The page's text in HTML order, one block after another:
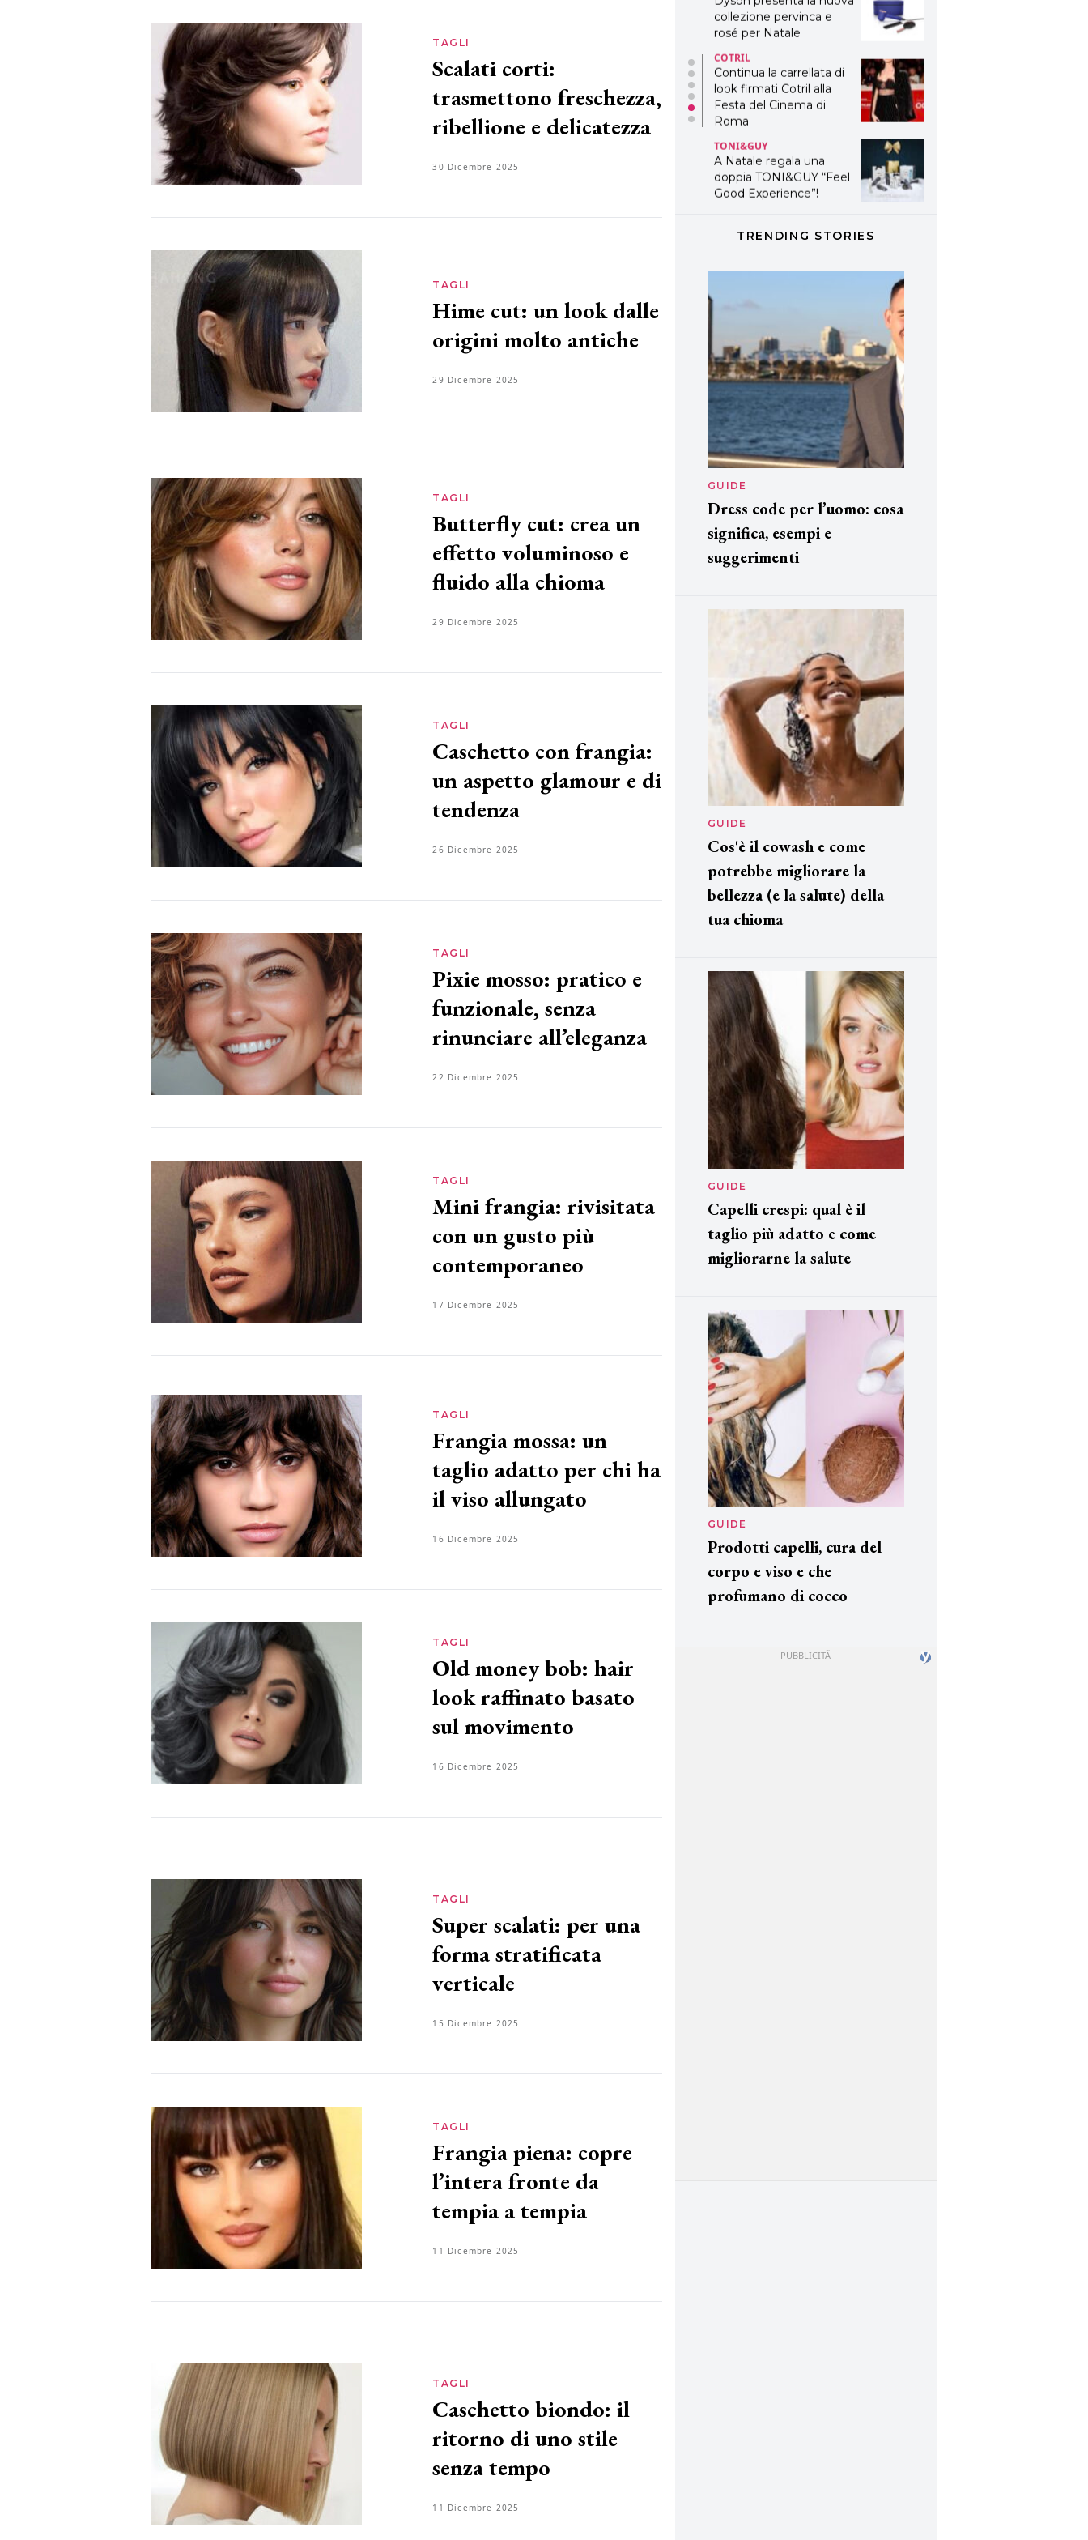
TAGLI
Scalati corti:
trasmettono freschezza,
ribellione e delicatezza
30 Dicembre 2025
TAGLI
Hime cut: un look dalle
origini molto antiche
29 Dicembre 2025
TAGLI
Butterfly cut: crea un
effetto voluminoso e
fluido alla chioma
29 Dicembre 2025
TAGLI
Caschetto con frangia:
un aspetto glamour e di
tendenza
26 Dicembre 2025
TAGLI
Pixie mosso: pratico e
funzionale, senza
rinunciare all’eleganza
22 Dicembre 2025
TAGLI
Mini frangia: rivisitata
con un gusto più
contemporaneo
17 Dicembre 2025
TAGLI
Frangia mossa: un
taglio adatto per chi ha
il viso allungato
16 Dicembre 2025
TAGLI
Old money bob: hair
look raffinato basato
sul movimento
16 Dicembre 2025
TAGLI
Super scalati: per una
forma stratificata
verticale
15 Dicembre 2025
TAGLI
Frangia piena: copre
l’intera fronte da
tempia a tempia
11 Dicembre 2025
TAGLI
Caschetto biondo: il
ritorno di uno stile
senza tempo
11 Dicembre 2025
collezione pervinca e
rosé per Natale
COTRIL
Continua la carrellata di
look firmati Cotril alla
Festa del Cinema di
Roma
TONI&GUY
A Natale regala una
doppia TONI&GUY “Feel
Good Experience”!
LABEL.M lancia la sua
DAVINES
cofanetti beauty preziosi
per un regalo adatto ad
ogni capello
TRENDING STORIES
GUIDE
Dress code per l’uomo: cosa
significa, esempi e
suggerimenti
GUIDE
Cos'è il cowash e come
potrebbe migliorare la
bellezza (e la salute) della
tua chioma
GUIDE
Capelli crespi: qual è il
taglio più adatto e come
migliorarne la salute
GUIDE
Prodotti capelli, cura del
corpo e viso e che
profumano di cocco